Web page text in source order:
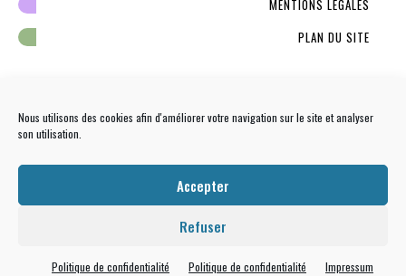
Nous utilisons des cookies afin d'améliorer votre navigation sur le site et analyser
son utilisation.
Accepter
Refuser
Politique de confidentialité Politique de confidentialité Impressum
MENTIONS LÉGALES
PLAN DU SITE
NEWSLETTER
Tous droits réservés Que Tal Paris ? © -Culture latine : musique, expo, film latino, livre